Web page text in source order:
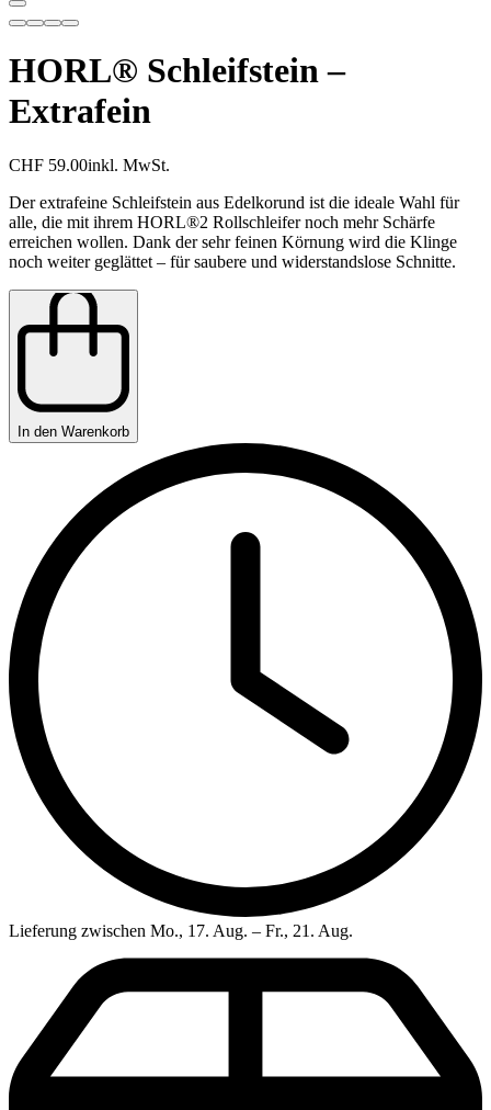
HORL® Schleifstein –
Extrafein
CHF 59.00inkl. MwSt.
Der extrafeine Schleifstein aus Edelkorund ist die ideale Wahl für
alle, die mit ihrem HORL®2 Rollschleifer noch mehr Schärfe
erreichen wollen. Dank der sehr feinen Körnung wird die Klinge
noch weiter geglättet – für saubere und widerstandslose Schnitte.
In den Warenkorb
Lieferung zwischen Mo., 17. Aug. – Fr., 21. Aug.